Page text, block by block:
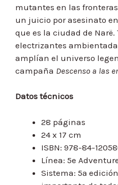
mutantes en las
un juicio por asesinato
que es la ciudad de Narë.
electrizantes
amplían el universo
campaña Descenso a las
Datos técnicos
28 páginas
24 x 17 cm
ISBN: 978-84-
Línea: 5e
Sistema: 5ª